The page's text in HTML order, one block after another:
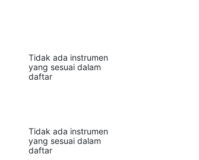
Tidak ada instrumen
yang sesuai dalam
daftar
Tidak ada instrumen
yang sesuai dalam
daftar